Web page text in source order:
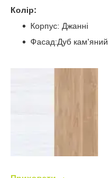
Колір:
Корпус: Джанні
Фасад:Дуб кам'яний